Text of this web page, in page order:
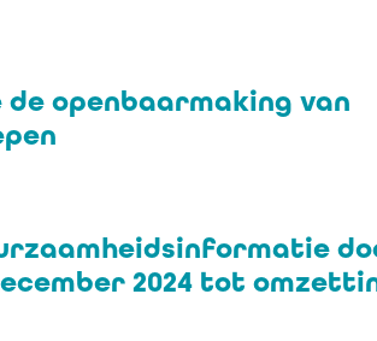
openbaarmaking van
2024 tot